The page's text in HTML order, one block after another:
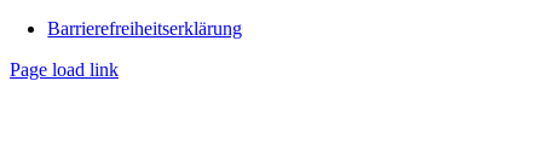
Barrierefreiheitserklärung
Page load link